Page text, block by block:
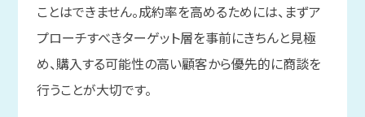
ことはできません。成約率を高めるためには、まずア
プローチすべきターゲット層を事前にきちんと見極
め、購入する可能性の高い顧客から優先的に商談を
行うことが大切です。